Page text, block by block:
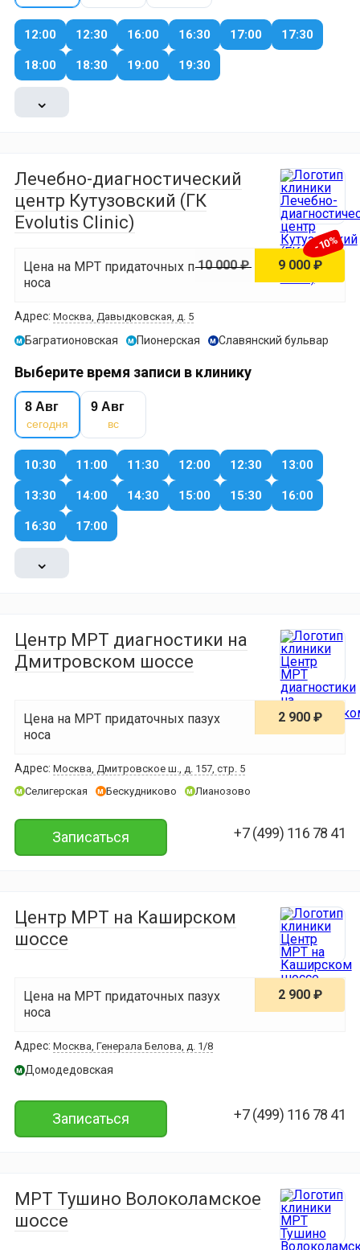
12:00 12:30 16:00 16:30 17:00 17:30
18:00 18:30 19:00 19:30
⌄
Лечебно-диагностический
центр Кутузовский (ГК
Evolutis Clinic)
Цена на МРТ придаточных пазух
носа
9 000 ₽
10 000 ₽
-10%
Адрес: Москва, Давыдковская, д. 5
м Багратионовская м Пионерская м Славянский бульвар
Выберите время записи в клинику
8 Авг
сегодня
9 Авг
вс
10:30 11:00 11:30 12:00 12:30 13:00
13:30 14:00 14:30 15:00 15:30 16:00
16:30 17:00
⌄
Центр МРТ диагностики на
Дмитровском шоссе
Цена на МРТ придаточных пазух
носа
2 900 ₽
Адрес: Москва, Дмитровское ш., д. 157, стр. 5
м Селигерская м Бескудниково м Лианозово
Записаться +7 (499) 116 78 41
Центр МРТ на Каширском
шоссе
Цена на МРТ придаточных пазух
носа
2 900 ₽
Адрес: Москва, Генерала Белова, д. 1/8
м Домодедовская
Записаться +7 (499) 116 78 41
МРТ Тушино Волоколамское
шоссе